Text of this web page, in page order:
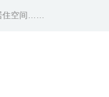
住空间……